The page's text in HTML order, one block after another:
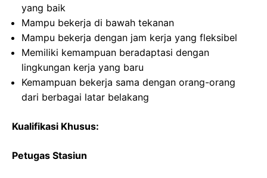
yang baik
Mampu bekerja di bawah tekanan
Mampu bekerja dengan jam kerja yang fleksibel
Memiliki kemampuan beradaptasi dengan
lingkungan kerja yang baru
Kemampuan bekerja sama dengan orang-orang
dari berbagai latar belakang
Kualifikasi Khusus:
Petugas Stasiun